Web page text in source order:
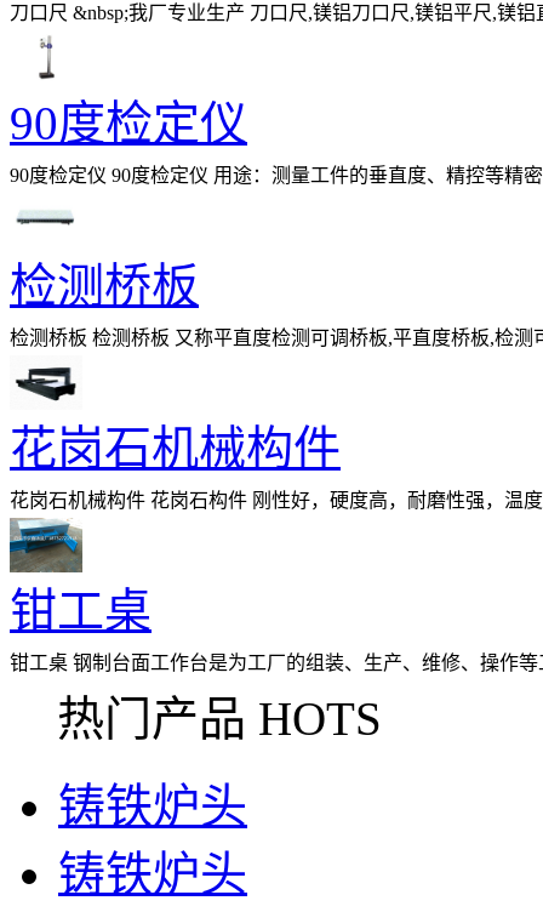
刀口尺 &nbsp;我厂专业生产 刀口尺,镁铝刀口尺,镁铝平尺,镁
需求分为镁铝合金和钢件两种。
90度检定仪
90度检定仪 90度检定仪 用途：测量工件的垂直度、精控等精
检测桥板
检测桥板 检测桥板 又称平直度检测可调桥板,平直度桥板,检
仪、电子水平仪用来检测平板、
花岗石机械构件
花岗石机械构件 花岗石构件 刚性好，硬度高，耐磨性强，温
微尘，维护，保养方便简单，使用寿命长。
钳工桌
钳工桌 钢制台面工作台是为工厂的组装、生产、维修、操作
面的选择，可配合不同的使用要求。所
热门产品 HOTS
铸铁炉头
铸铁炉头